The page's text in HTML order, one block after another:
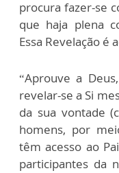
procura fazer-se
que haja plena
Essa Revelação é
“Aprouve a
revelar-se a Si
da sua vontade
homens, por
têm acesso ao
participantes da